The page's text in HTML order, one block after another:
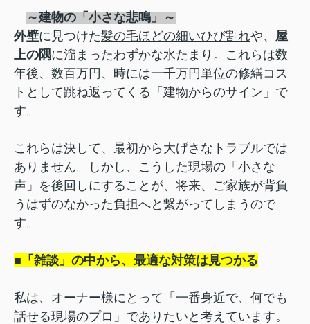
～建物の「小さな悲鳴」～
外壁に見つけた髪の毛ほどの細いひび割れや、 屋
上の隅に溜まったわずかな水たまり 。これらは数
年後、数百万円、時には一千万円単位の修繕コス
トとして跳ね返ってくる「建物からのサイン」で
す。
これらは決して、最初から大げさなトラブルでは
ありません。しかし、こうした現場の「小さな
声」を後回しにすることが、将来、ご家族が背負
うはずのなかった負担へと繋がってしまうので
す。
■「雑談」の中から、最適な対策は見つかる
私は、オーナー様にとって「一番身近で、何でも
話せる現場のプロ」でありたいと考えています。